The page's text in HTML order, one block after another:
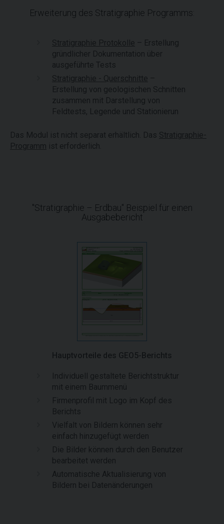
Erweiterung des Stratigraphie Programms:
Stratigraphie Protokolle – Erstellung
gründlicher Dokumentation über
ausgeführte Tests
Stratigraphie - Querschnitte –
Erstellung von geologischen Schnitten
zusammen mit Darstellung von
Feldtests, Legende und Stationierun
Das Modul ist nicht separat erhältlich. Das Stratigraphie-
Programm ist erforderlich.
"Stratigraphie – Erdbau" Beispiel für einen
Ausgabebericht
Hauptvorteile des GEO5-Berichts
Individuell gestaltete Berichtstruktur
mit einem Baummenü
Firmenprofil mit Logo im Kopf des
Berichts
Vielfalt von Bildern können sehr
einfach hinzugefügt werden
Die Bilder können durch den Benutzer
bearbeitet werden
Automatische Aktualisierung von
Bildern bei Datenänderungen